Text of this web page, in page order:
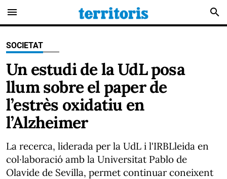
menu search
SOCIETAT
Un estudi de la UdL posa
llum sobre el paper de
l’estrès oxidatiu en
l’Alzheimer
La recerca, liderada per la UdL i l'IRBLleida en
col·laboració amb la Universitat Pablo de
Olavide de Sevilla, permet continuar coneixent